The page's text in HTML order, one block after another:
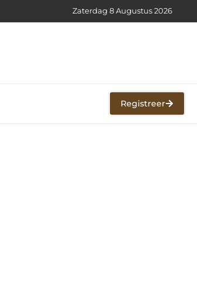
Zaterdag 8 Augustus 2026
Registreer